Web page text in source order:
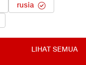
rusia
LIHAT SEMUA